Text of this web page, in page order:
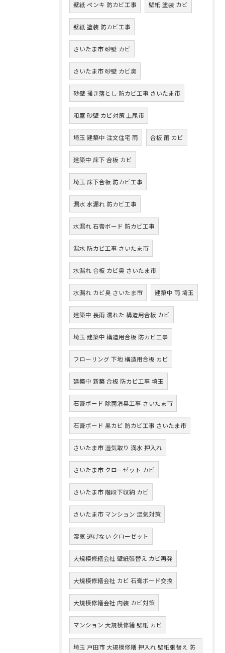
壁紙 ペンキ 防カビ工事 壁紙 塗装 カビ
壁紙 塗装 防カビ工事
さいたま市 砂壁 カビ
さいたま市 砂壁 カビ臭
砂壁 掻き落とし 防カビ工事 さいたま市
和室 砂壁 カビ対策 上尾市
埼玉 建築中 注文住宅 雨 合板 雨 カビ
建築中 床下 合板 カビ
埼玉 床下合板 防カビ工事
漏水 水漏れ 防カビ工事
水漏れ 石膏ボード 防カビ工事
漏水 防カビ工事 さいたま市
水漏れ 合板 カビ臭 さいたま市
水漏れ カビ臭 さいたま市 建築中 雨 埼玉
建築中 長雨 濡れた 構造用合板 カビ
埼玉 建築中 構造用合板 防カビ工事
フローリング 下地 構造用合板 カビ
建築中 新築 合板 防カビ工事 埼玉
石膏ボード 除菌消臭工事 さいたま市
石膏ボード 黒カビ 防カビ工事 さいたま市
さいたま市 湿気取り 満水 押入れ
さいたま市 クローゼット カビ
さいたま市 階段下収納 カビ
さいたま市 マンション 湿気対策
湿気 逃げない クローゼット
大規模修繕会社 壁紙張替え カビ再発
大規模修繕会社 カビ 石膏ボード交換
大規模修繕会社 内装 カビ対策
マンション 大規模修繕 壁紙 カビ
埼玉 戸田市 大規模修繕 押入れ 壁紙張替え 防